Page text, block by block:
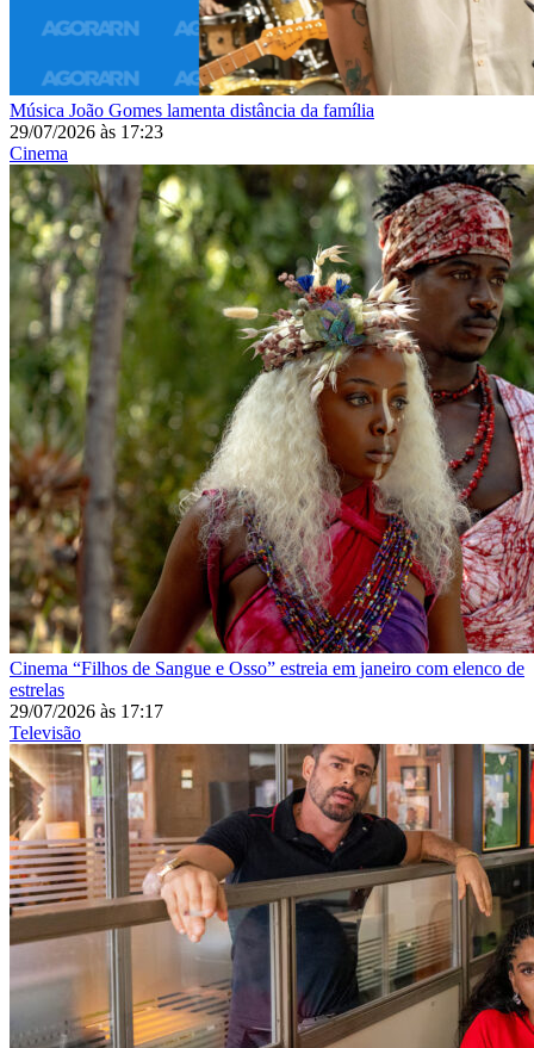
Música João Gomes lamenta distância da família
29/07/2026 às 17:23
Cinema
Cinema “Filhos de Sangue e Osso” estreia em janeiro com elenco de
estrelas
29/07/2026 às 17:17
Televisão